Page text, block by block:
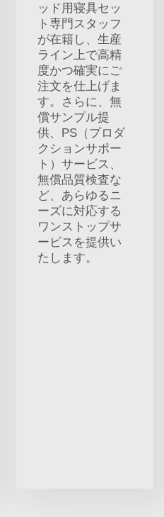
ッド用寝具セッ
ト専門スタッフ
が在籍し、生産
ライン上で高精
度かつ確実にご
注文を仕上げま
す。さらに、無
償サンプル提
供、PS（プロダ
クションサポー
ト）サービス、
無償品質検査な
ど、あらゆるニ
ーズに対応する
ワンストップサ
ービスを提供い
たします。